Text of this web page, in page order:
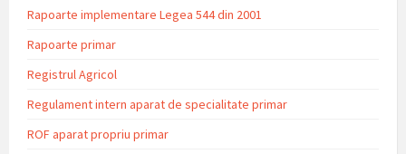
Rapoarte implementare Legea 544 din 2001
Rapoarte primar
Registrul Agricol
Regulament intern aparat de specialitate primar
ROF aparat propriu primar